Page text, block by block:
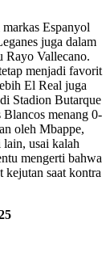
Espanyol
juga dalam
Rayo Vallecano.
menjadi favorit
El Real juga
Stadion Butarque
menang 0-
oleh Mbappe,
usai kalah
mengerti bahwa
kejutan saat kontra